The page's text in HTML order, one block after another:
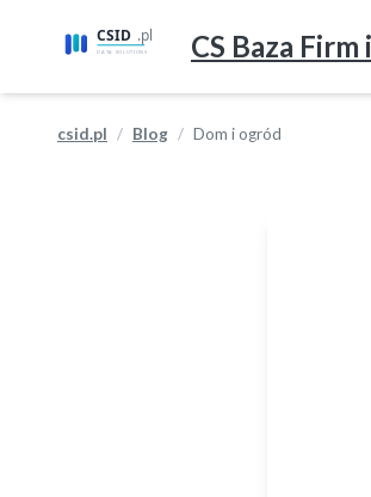
CS Baza Firm
csid.pl Blog Dom i ogród